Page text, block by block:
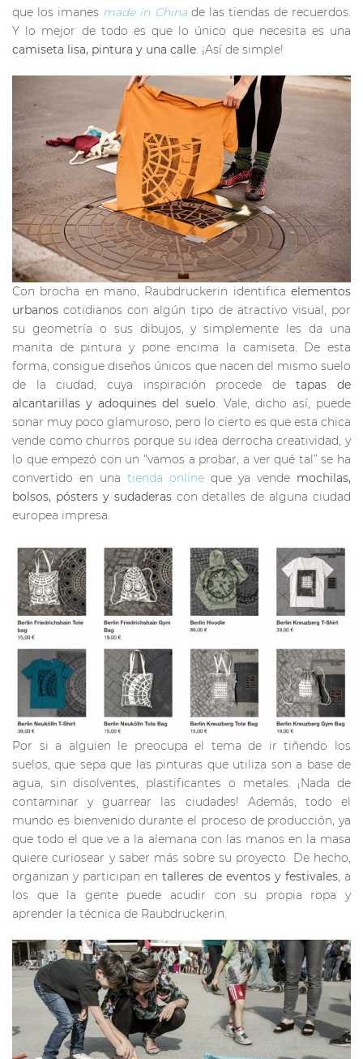
que los imanes made in Chinade las tiendas de recuerdos.
Y lo mejor de todo es que lo único que necesita es una
camiseta lisa, pintura y una calle. ¡Así de simple!
Con brocha en mano, Raubdruckerin identifica elementos
urbanos cotidianos con algún tipo de atractivo visual, por
su geometría o sus dibujos, y simplemente les da una
manita de pintura y pone encima la camiseta. De esta
forma, consigue diseños únicos que nacen del mismo suelo
de la ciudad, cuya inspiración procede detapas de
alcantarillas y adoquines del suelo . Vale, dicho así, puede
sonar muy poco glamuroso, pero lo cierto es que esta chica
vende como churros porque su idea derrocha creatividad, y
lo que empezó con un “vamos a probar, a ver qué tal” se ha
convertido en una tienda online que ya vende mochilas,
bolsos, pósters y sudaderascon detalles de alguna ciudad
europea impresa.
Por si a alguien le preocupa el tema de ir tiñendo los
suelos, que sepa que las pinturas que utiliza son a base de
agua, sin disolventes, plastificantes o metales. ¡Nada de
contaminar y guarrear las ciudades! Además, todo el
mundo es bienvenido durante el proceso de producción, ya
que todo el que ve a la alemana con las manos en la masa
quiere curiosear y saber más sobre su proyecto. De hecho,
organizan y participan entalleres de eventos y festivales, a
los que la gente puede acudir con su propia ropa y
aprender la técnica de Raubdruckerin.